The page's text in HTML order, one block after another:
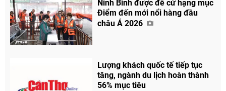
Ninh Bình được đề cử hạng mục
Điểm đến mới nổi hàng đầu
châu Á 2026
Lượng khách quốc tế tiếp tục
tăng, ngành du lịch hoàn thành
56% mục tiêu